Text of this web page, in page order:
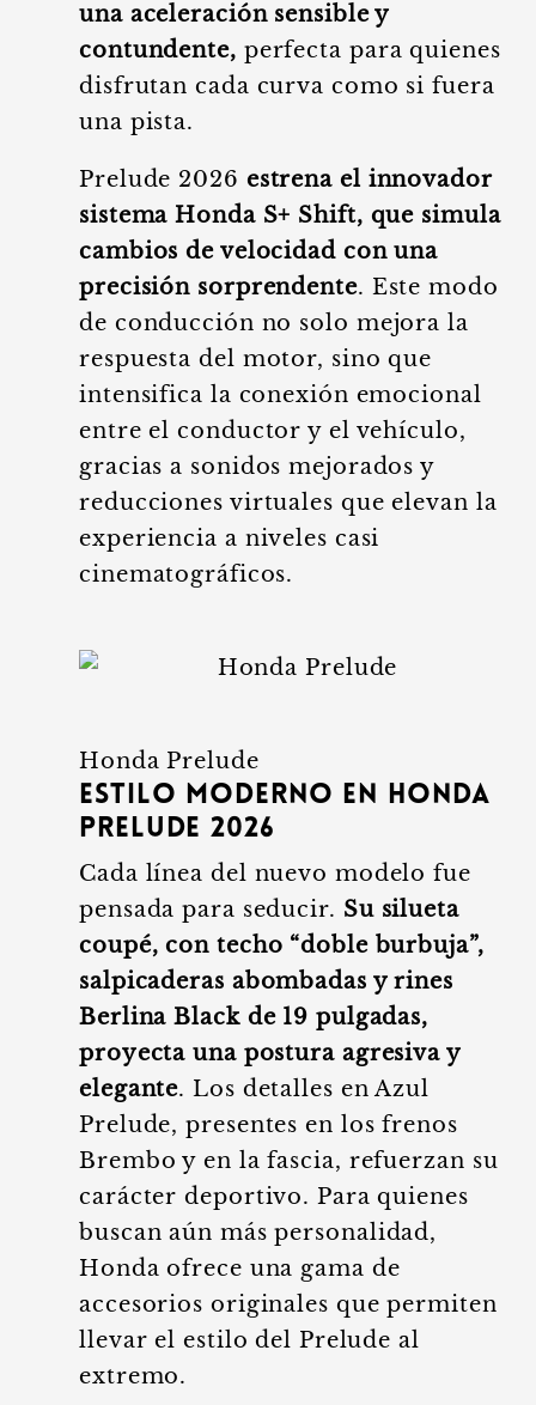
una aceleración sensible y
contundente, perfecta para quienes
disfrutan cada curva como si fuera
una pista.
Prelude 2026 estrena el innovador
sistema Honda S+ Shift, que simula
cambios de velocidad con una
precisión sorprendente. Este modo
de conducción no solo mejora la
respuesta del motor, sino que
intensifica la conexión emocional
entre el conductor y el vehículo,
gracias a sonidos mejorados y
reducciones virtuales que elevan la
experiencia a niveles casi
cinematográficos.
Honda Prelude
Estilo moderno en Honda
Prelude 2026
Cada línea del nuevo modelo fue
pensada para seducir. Su silueta
coupé, con techo “doble burbuja”,
salpicaderas abombadas y rines
Berlina Black de 19 pulgadas,
proyecta una postura agresiva y
elegante. Los detalles en Azul
Prelude, presentes en los frenos
Brembo y en la fascia, refuerzan su
carácter deportivo. Para quienes
buscan aún más personalidad,
Honda ofrece una gama de
accesorios originales que permiten
llevar el estilo del Prelude al
extremo.